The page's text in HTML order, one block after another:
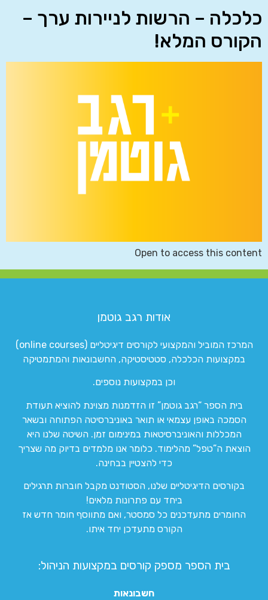
כלכלה – הרשות לניירות ערך –
הקורס המלא!
Open to access this content
אודות רגב גוטמן
המרכז המוביל והמקצועי לקורסים דיגיטליים (online courses)
במקצועות הכלכלה, סטטיסטיקה, החשבונאות והמתמטיקה
וכן במקצועות נוספים.
בית הספר “רגב גוטמן” זו הזדמנות מצוינת להוציא תעודת
הסמכה באופן עצמאי או תואר באוניברסיטה הפתוחה ובשאר
המכללות והאוניברסיטאות במינימום זמן. השיטה שלנו היא
הוצאת ה”טפל” מהלימוד. כלומר אנו מלמדים בדיוק מה שצריך
כדי להצטיין בבחינה.
בקורסים הדיגיטליים שלנו, הסטודנט מקבל חוברות תרגילים
ביחד עם פתרונות מלאים!
החומרים מתעדכנים כל סמסטר, ואם מתווסף חומר חדש אז
הקורס מתעדכן יחד איתו.
בית הספר מספק קורסים במקצועות הניהול:
חשבונאות